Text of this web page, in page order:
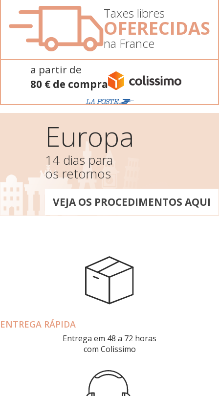
Taxes libres
OFERECIDAS
na France
a partir de
80 € de compra
Europa
14 dias para
os retornos
VEJA OS PROCEDIMENTOS AQUI
ENTREGA RÁPIDA
Entrega em 48 a 72 horas
com Colissimo